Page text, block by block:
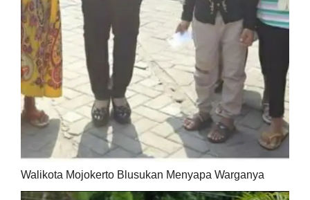
Walikota Mojokerto Blusukan Menyapa Warganya